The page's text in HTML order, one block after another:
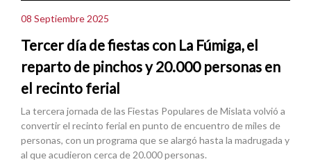
08 Septiembre 2025
Tercer día de fiestas con La Fúmiga, el
reparto de pinchos y 20.000 personas en
el recinto ferial
La tercera jornada de las Fiestas Populares de Mislata volvió a
convertir el recinto ferial en punto de encuentro de miles de
personas, con un programa que se alargó hasta la madrugada y
al que acudieron cerca de 20.000 personas.